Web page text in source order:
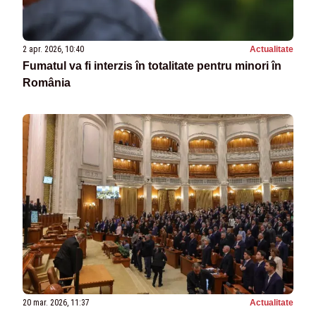
2 apr. 2026, 10:40 Actualitate
Fumatul va fi interzis în totalitate pentru minori în
România
20 mar. 2026, 11:37 Actualitate